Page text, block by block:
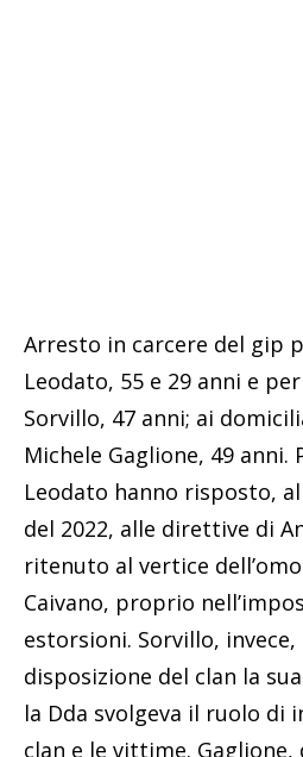
Arresto in carcere del gip
Leodato, 55 e 29 anni e
Sorvillo, 47 anni; ai
Michele Gaglione, 49
Leodato hanno risposto,
del 2022, alle direttive di
ritenuto al vertice
Caivano, proprio
estorsioni. Sorvillo,
disposizione del clan la
la Dda svolgeva il ruolo di
clan e le vittime. Gaglione,